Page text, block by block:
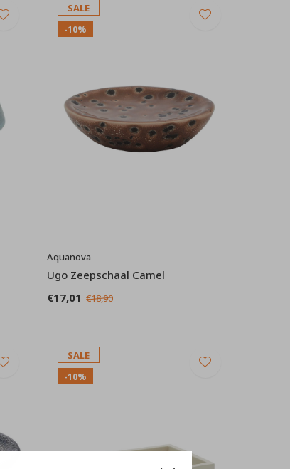
SALE
-10%
Aquanova
Ugo Zeepschaal Camel
€17,01 €18,90
SALE
-10%